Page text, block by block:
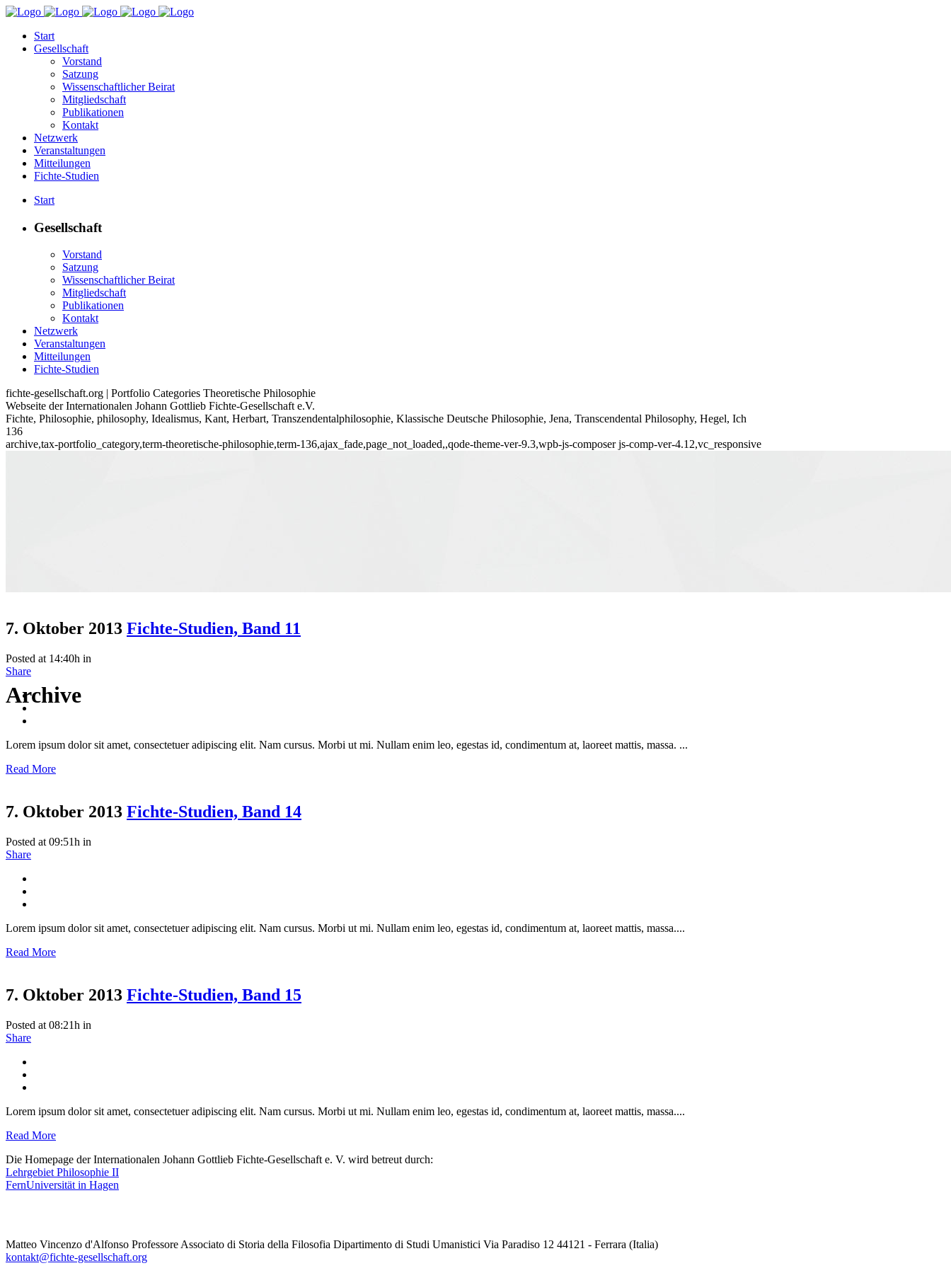
Start
Gesellschaft
Vorstand
Satzung
Wissenschaftlicher Beirat
Mitgliedschaft
Publikationen
Kontakt
Netzwerk
Veranstaltungen
Mitteilungen
Fichte-Studien
Start
Gesellschaft
Vorstand
Satzung
Wissenschaftlicher Beirat
Mitgliedschaft
Publikationen
Kontakt
Netzwerk
Veranstaltungen
Mitteilungen
Fichte-Studien
fichte-gesellschaft.org | Portfolio Categories Theoretische Philosophie
Webseite der Internationalen Johann Gottlieb Fichte-Gesellschaft e.V.
Fichte, Philosophie, philosophy, Idealismus, Kant, Herbart, Transzendentalphilosophie, Klassische Deutsche Philosophie, Jena, Transcendental Philosophy, Hegel, Ich
136
archive,tax-portfolio_category,term-theoretische-philosophie,term-136,ajax_fade,page_not_loaded,,qode-theme-ver-9.3,wpb-js-composer js-comp-ver-4.12,vc_responsive
Archive
7. Oktober 2013 Fichte-Studien, Band 11
Posted at 14:40h in
Share
Lorem ipsum dolor sit amet, consectetuer adipiscing elit. Nam cursus. Morbi ut mi. Nullam enim leo, egestas id, condimentum at, laoreet mattis, massa. ...
Read More
7. Oktober 2013 Fichte-Studien, Band 14
Posted at 09:51h in
Share
Lorem ipsum dolor sit amet, consectetuer adipiscing elit. Nam cursus. Morbi ut mi. Nullam enim leo, egestas id, condimentum at, laoreet mattis, massa....
Read More
7. Oktober 2013 Fichte-Studien, Band 15
Posted at 08:21h in
Share
Lorem ipsum dolor sit amet, consectetuer adipiscing elit. Nam cursus. Morbi ut mi. Nullam enim leo, egestas id, condimentum at, laoreet mattis, massa....
Read More
Die Homepage der Internationalen Johann Gottlieb Fichte-Gesellschaft e. V. wird betreut durch:
Lehrgebiet Philosophie II
FernUniversität in Hagen
Matteo Vincenzo d'Alfonso Professore Associato di Storia della Filosofia Dipartimento di Studi Umanistici Via Paradiso 12 44121 - Ferrara (Italia)
kontakt@fichte-gesellschaft.org